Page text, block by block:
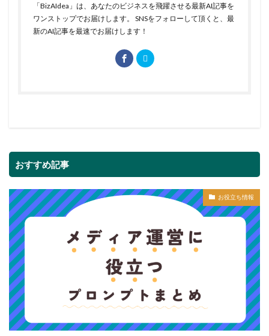
「BizAIdea」は、あなたのビジネスを飛躍させる最新AI記事を
ワンストップでお届けします。 SNSをフォローして頂くと、最
新のAI記事を最速でお届けします！
おすすめ記事
お役立ち情報